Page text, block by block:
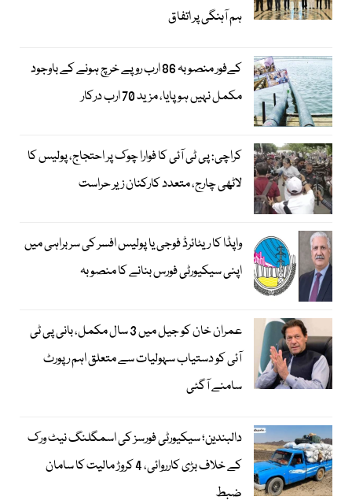
ہم آہنگی پر اتفاق
کےفور منصوبہ 86 ارب روپے خرچ ہونے کے باوجود
مکمل نہیں ہوپایا، مزید 70 ارب درکار
کراچی: پی ٹی آئی کا فوارا چوک پر احتجاج، پولیس کا
لاٹھی چارج، متعدد کارکنان زیر حراست
واپڈا کا ریٹائرڈ فوجی یا پولیس افسر کی سربراہی میں
اپنی سیکیورٹی فورس بنانے کا منصوبہ
عمران خان کو جیل میں 3 سال مکمل، بانی پی ٹی
آئی کو دستیاب سہولیات سے متعلق اہم رپورٹ
سامنے آگئی
دالبندین؛ سیکیورٹی فورسز کی اسمگلنگ نیٹ ورک
کے خلاف بڑی کارروائی، 4 کروڑ مالیت کا سامان
ضبط